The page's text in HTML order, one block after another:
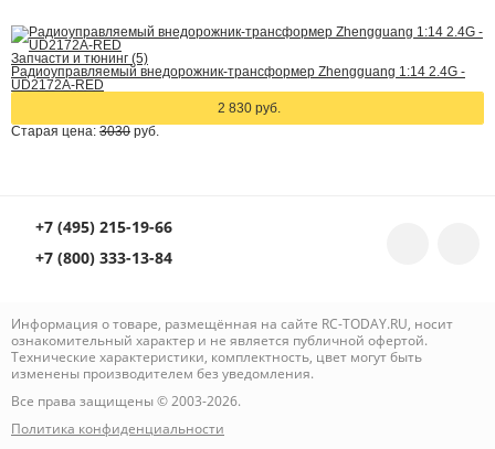
Запчасти и тюнинг (5)
Радиоуправляемый внедорожник-трансформер Zhengguang 1:14 2.4G -
UD2172A-RED
2 830 руб.
Старая цена: 3030 руб.
+7 (495) 215-19-66
+7 (800) 333-13-84
Информация о товаре, размещённая на сайте RC-TODAY.RU, носит
ознакомительный характер и не является публичной офертой.
Технические характеристики, комплектность, цвет могут быть
изменены производителем без уведомления.
Все права защищены © 2003-2026.
Политика конфиденциальности